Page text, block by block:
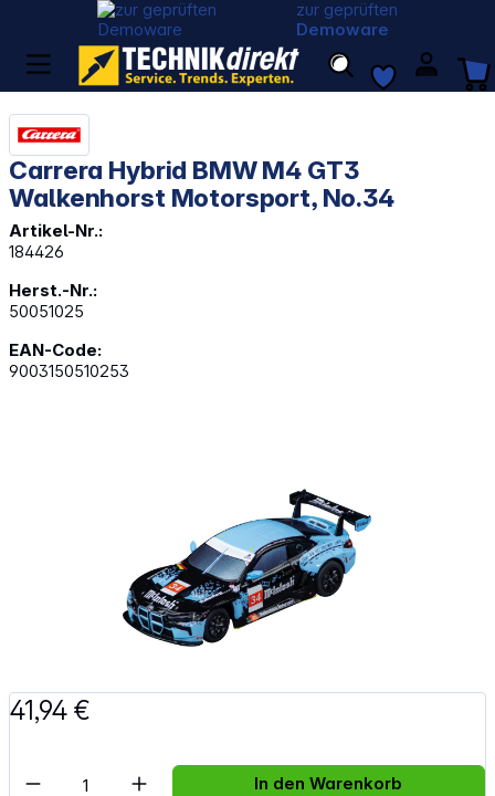
zur geprüften
Demoware
Carrera Hybrid BMW M4 GT3
Walkenhorst Motorsport, No.34
Artikel-Nr.:
184426
Herst.-Nr.:
50051025
EAN-Code:
9003150510253
41,94 €
Artikel Anzahl: Gib den gewünschten
In den Warenkorb